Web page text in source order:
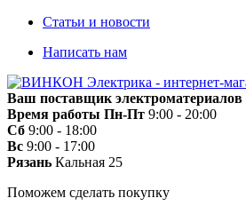
Статьи и новости
Написать нам
Ваш поставщик электроматериалов
Время работы Пн-Пт 9:00 - 20:00
Сб 9:00 - 18:00
Вс 9:00 - 17:00
Рязань Кальная 25
Поможем сделать покупку